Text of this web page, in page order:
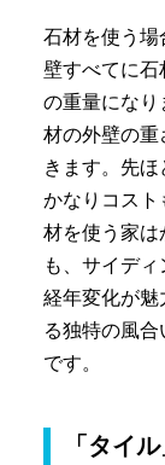
石材を使う
壁すべてに石
の重量にな
材の外壁の重
きます。先
かなりコス
材を使う家
も、サイデ
経年変化が
る独特の風
です。
「タイ